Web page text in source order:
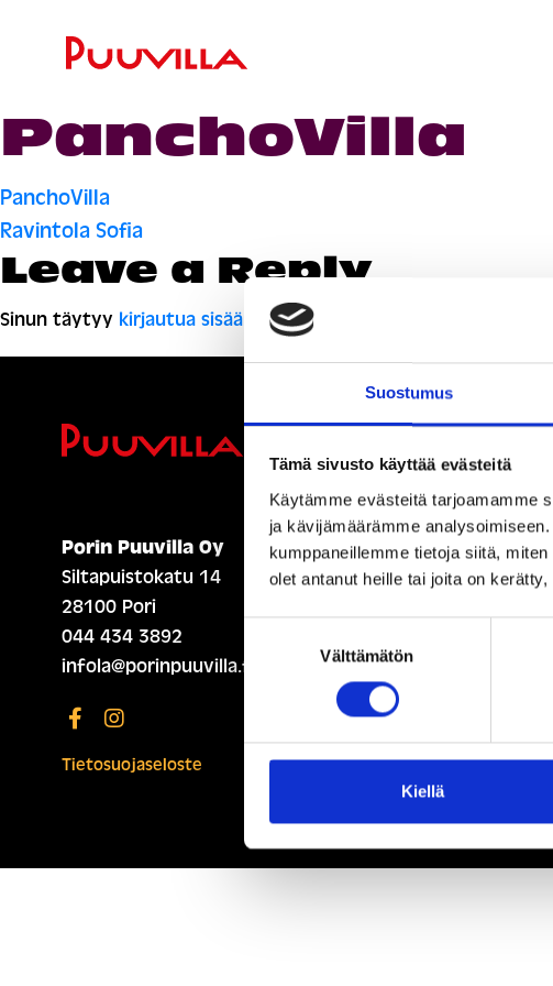
Suostumus
Tämä sivusto käyttää evästeitä
Käytämme evästeitä tarjoamamme
ja kävijämäärämme
kumppaneillemme tietoja siitä,
olet antanut heille tai joita on
Välttämätön
Kiellä
PanchoVilla
Artikkelien
selaus
PanchoVilla
Ravintola Sofia
Leave a Reply
Sinun täytyy kirjautua sisään kommentoidaksesi.
Porin Puuvilla Oy
Siltapuistokatu 14
28100 Pori
044 434 3892
infola@porinpuuvilla.fi
Tietosuojaseloste
ETUSIVU (ENGLISH)